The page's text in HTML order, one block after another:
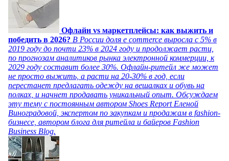
Офлайн vs маркетплейсы: как выжить и
победить в 2026? В России доля e commerce выросла с 5% в
2019 году до почти 23% в 2024 году и продолжает расти,
по прогнозам аналитиков рынка электронной коммерции, к
2029 году составит более 30%. Офлайн-ритейл же может
не просто выжить, а расти на 20-30% в год, если
перестанет предлагать одежду на вешалках и обувь на
полках, и начнет продавать уникальный опыт. Обсуждаем
эту тему с постоянным автором Shoes Report Еленой
Виноградовой, экспертом по закупкам и продажам в fashion-
бизнесе, автором блога для ритейла и байеров Fashion
Business Blog.